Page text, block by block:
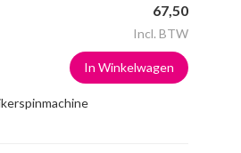
67,50
Incl. BTW
In Winkelwagen